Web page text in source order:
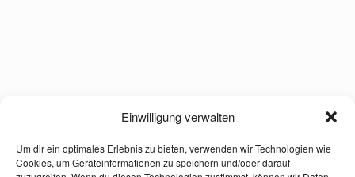
Einwilligung verwalten
Um dir ein optimales Erlebnis zu bieten, verwenden wir Technologien wie
Cookies, um Geräteinformationen zu speichern und/oder darauf